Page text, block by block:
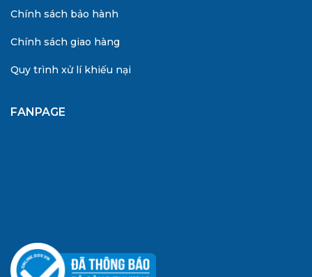
Chính sách bảo hành
Chính sách giao hàng
Quy trình xử lí khiếu nại
FANPAGE